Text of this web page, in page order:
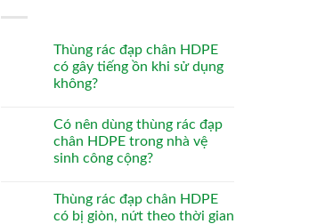
Thùng rác đạp chân HDPE
có gây tiếng ồn khi sử dụng
không?
Có nên dùng thùng rác đạp
chân HDPE trong nhà vệ
sinh công cộng?
Thùng rác đạp chân HDPE
có bị giòn, nứt theo thời gian